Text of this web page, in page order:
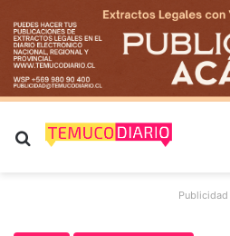
Buscar por
Publicidad